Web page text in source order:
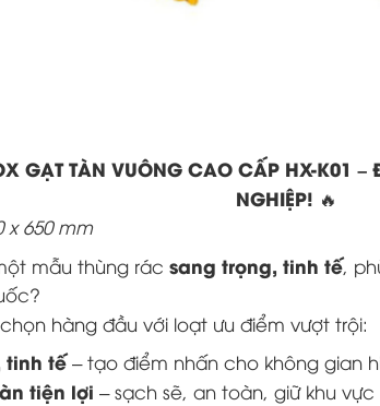
GẠT TÀN VUÔNG CAO CẤP HX-K01
NGHIỆP! 🔥
x 650 mm
mẫu thùng rác sang trọng, tinh tế,
hàng đầu với loạt ưu điểm vượt trội:
tinh tế– tạo điểm nhấn cho không gian
tiện lợi – sạch sẽ, an toàn, giữ khu